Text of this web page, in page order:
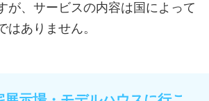
が、サービスの内容は国によって
はありません。